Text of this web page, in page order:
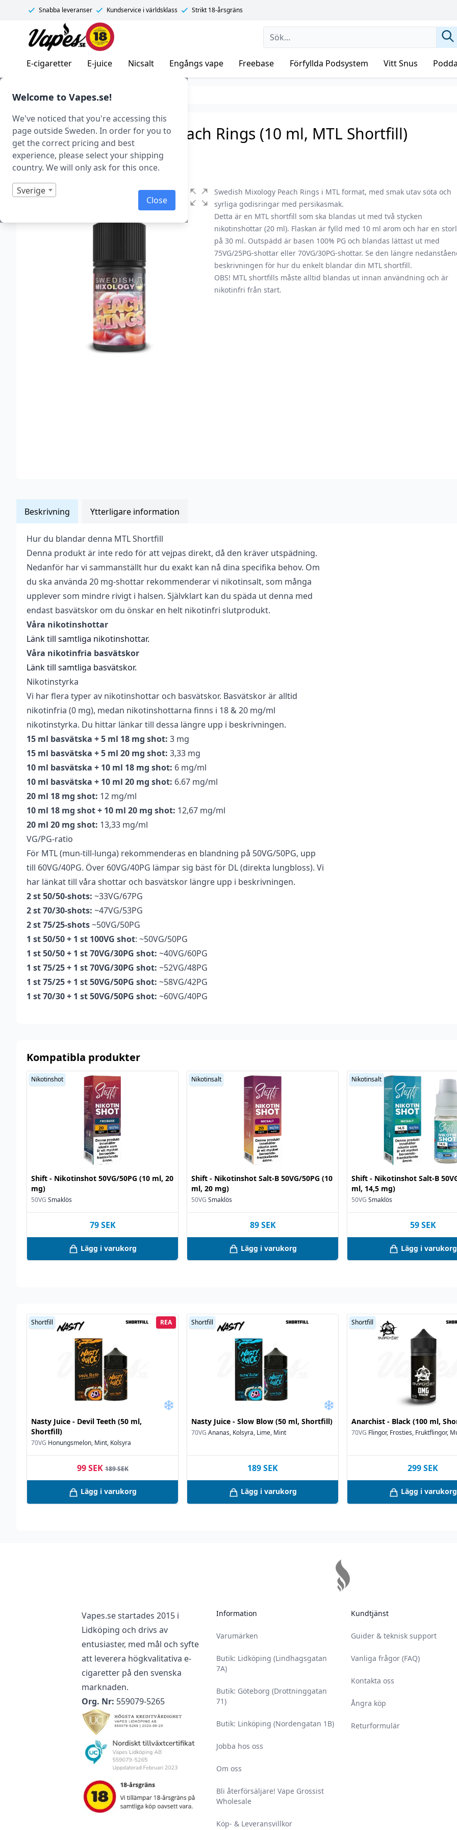
Welcome to Vapes.se!
We've noticed that you're accessing this
page outside Sweden. In order for you to
get the correct pricing and best
experience, please select your shipping
country. We will only ask for this once.
Sverige
Close
Snabba leveranser Kundservice i världsklass Strikt 18-årsgräns
Vapes.se
E-cigaretter E-juice Nicsalt Engångs vape Freebase Förfyllda Podsystem Vitt Snus
E-juice E-juice varumärken
Swedish Mixology – Peach Rings (10 ml, MTL Shortfill)
Art.nr: 42419
I lager
Swedish Mixology Peach Rings i MTL format, med smak utav söta och
syrliga godisringar med persikasmak.
Detta är en MTL shortfill som ska blandas ut med två stycken
nikotinshottar (20 ml). Flaskan är fylld med 10 ml arom och har en
på 30 ml. Outspädd är basen 100% PG och blandas lättast ut med
75VG/25PG-shottar eller 70VG/30PG-shottar. Se den längre
beskrivningen för hur du enkelt blandar din MTL shortfill.
OBS! MTL shortfills måste alltid blandas ut innan användning och är
nikotinfri från start.
Beskrivning Ytterligare information
Hur du blandar denna MTL Shortfill
Denna produkt är inte redo för att vejpas direkt, då den kräver utspädning.
Nedanför har vi sammanställt hur du exakt kan nå dina specifika behov. Om
du ska använda 20 mg-shottar rekommenderar vi nikotinsalt, som många
upplever som mindre rivigt i halsen. Självklart kan du späda ut denna med
endast basvätskor om du önskar en helt nikotinfri slutprodukt.
Våra nikotinshottar
Länk till samtliga nikotinshottar.
Våra nikotinfria basvätskor
Länk till samtliga basvätskor.
Nikotinstyrka
Vi har flera typer av nikotinshottar och basvätskor. Basvätskor är alltid
nikotinfria (0 mg), medan nikotinshottarna finns i 18 & 20 mg/ml
nikotinstyrka. Du hittar länkar till dessa längre upp i beskrivningen.
15 ml basvätska + 5 ml 18 mg shot: 3 mg
15 ml basvätska + 5 ml 20 mg shot: 3,33 mg
10 ml basvätska + 10 ml 18 mg shot: 6 mg/ml
10 ml basvätska + 10 ml 20 mg shot: 6.67 mg/ml
20 ml 18 mg shot: 12 mg/ml
10 ml 18 mg shot + 10 ml 20 mg shot: 12,67 mg/ml
20 ml 20 mg shot: 13,33 mg/ml
VG/PG-ratio
För MTL (mun-till-lunga) rekommenderas en blandning på 50VG/50PG, upp
till 60VG/40PG. Över 60VG/40PG lämpar sig bäst för DL (direkta lungbloss). Vi
har länkat till våra shottar och basvätskor längre upp i beskrivningen.
2 st 50/50-shots: ~33VG/67PG
2 st 70/30-shots: ~47VG/53PG
2 st 75/25-shots~50VG/50PG
1 st 50/50 + 1 st 100VG shot: ~50VG/50PG
1 st 50/50 + 1 st 70VG/30PG shot: ~40VG/60PG
1 st 75/25 + 1 st 70VG/30PG shot: ~52VG/48PG
1 st 75/25 + 1 st 50VG/50PG shot: ~58VG/42PG
1 st 70/30 + 1 st 50VG/50PG shot: ~60VG/40PG
Vikt
0,025 kg
Anpassad för
Upp till 13,33 mg
Antal ml
10 ml
Blandning
0VG / 100PG
Flaskstorlek
30 ml
Innehåller
cooling
Serie
Swedish Mixology MTL
Smakprofil
Godis, Persika Gelegodis
Tillverkare
Swedish Mixology
Tillverkningsland
Sverige
Typ
Shortfill (MTL)
Utrymme för
nikotinshots
20 ml (2 st)
Kompatibla produkter
Shift - Nikotinshot 50VG/50PG (10 ml, 20
mg)
50VG Smaklös
Nikotinshot
79 SEK
Lägg i varukorg
Shift - Nikotinshot Salt-B 50VG/50PG (10
ml, 20 mg)
50VG Smaklös
Nikotinsalt
89 SEK
Lägg i varukorg
Shift - Nikotinshot Salt-B
ml, 14,5 mg)
50VG Smaklös
Nikotinsalt
59 SEK
Lägg i varukorg
Nasty Juice - Devil Teeth (50 ml,
Shortfill)
70VG Honungsmelon, Mint, Kolsyra
Shortfill REA
99 SEK 189 SEK
Lägg i varukorg
Nasty Juice - Slow Blow (50 ml, Shortfill)
70VG Ananas, Kolsyra, Lime, Mint
Shortfill
189SEK
Lägg i varukorg
Anarchist - Black (100 ml,
70VG Flingor, Frosties, Fruktflingor,
Shortfill
299SEK
Lägg i varukorg
Vapes.se startades 2015 i
Lidköping och drivs av
entusiaster, med mål och syfte
att leverera högkvalitativa e-
cigaretter på den svenska
marknaden.
Org. Nr: 559079-5265
Information
Varumärken
Butik: Lidköping (Lindhagsgatan
7A)
Butik: Göteborg (Drottninggatan
71)
Butik: Linköping (Nordengatan 1B)
Jobba hos oss
Om oss
Bli återförsäljare! Vape Grossist
Wholesale
Köp- & Leveransvillkor
Kundtjänst
Guider & teknisk support
Vanliga frågor (FAQ)
Kontakta oss
Ångra köp
Returformulär